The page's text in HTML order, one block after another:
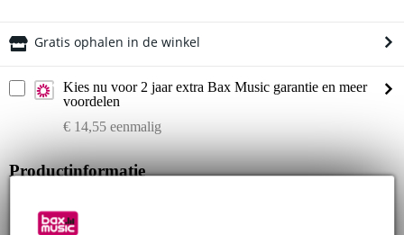
Gratis ophalen in de winkel
Kies nu voor 2 jaar extra Bax Music garantie en meer
voordelen
€ 14,55 eenmalig
Productinformatie
broadcast headset